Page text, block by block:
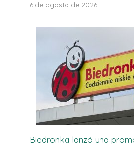
6 de agosto de 2026
Biedronka lanzó una